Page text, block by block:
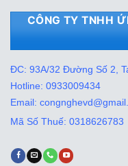
CÔNG TY TNHH
ĐC: 93A/32 Đường Số 2,
Hotline: 0933009434
Email:
Mã Số Thuế: 0318626783